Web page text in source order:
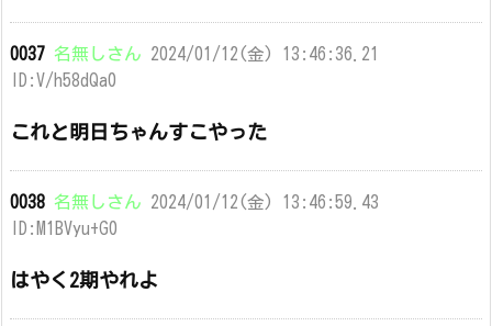
0037 名無しさん 2024/01/12(金) 13:46:36.21
ID:V/h58dQa0
これと明日ちゃんすこやった
0038 名無しさん 2024/01/12(金) 13:46:59.43
ID:M1BVyu+G0
はやく2期やれよ